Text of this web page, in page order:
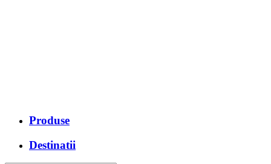
Produse
Destinatii